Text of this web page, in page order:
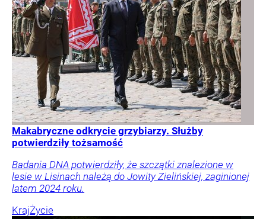
Makabryczne odkrycie grzybiarzy. Służby
potwierdziły tożsamość
Badania DNA potwierdziły, że szczątki znalezione w
lesie w Lisinach należą do Jowity Zielińskiej, zaginionej
latem 2024 roku.
KrajŻycie